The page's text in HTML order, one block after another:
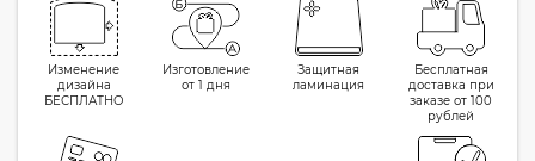
Изменение
дизайна
БЕСПЛАТНО
Изготовление
от 1 дня
Защитная
ламинация
Бесплатная
доставка при
заказе от 100
рублей